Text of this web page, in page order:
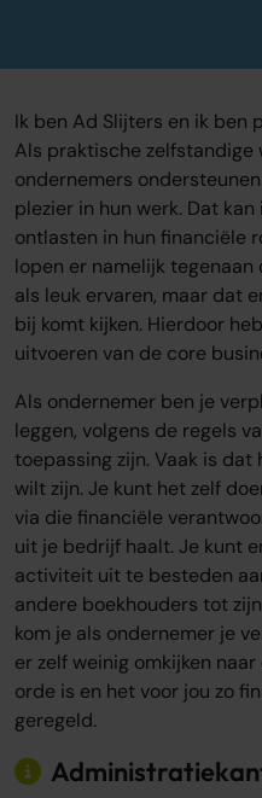
Ik ben Ad Slijters en ik ben
Als praktische zelfstandige
ondernemers
plezier in hun werk. Dat
ontlasten in hun financiële
lopen er namelijk
als leuk ervaren, maar dat
bij komt kijken. Hierdoor
uitvoeren van de core
Als ondernemer ben je
leggen, volgens de regels
toepassing zijn. Vaak is
wilt zijn. Je kunt het zelf
via die financiële
uit je bedrijf haalt. Je kunt
activiteit uit te besteden
andere boekhouders tot
kom je als ondernemer je
er zelf weinig omkijken
orde is en het voor jou zo
geregeld.